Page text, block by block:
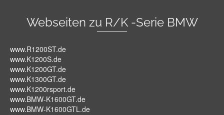
Webseiten zu R/K -Serie BMW
www.R1200ST.de
www.K1200S.de
www.K1200GT.de
www.K1300GT.de
www.K1200rsport.de
www.BMW-K1600GT.de
www.BMW-K1600GTL.de